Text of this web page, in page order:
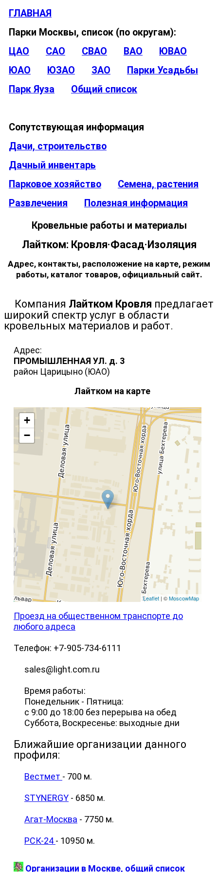
ГЛАВНАЯ
Парки Москвы, список (по округам):
ЦАО
САО СВАО ВАО
ЮВАО
ЮАО
ЮЗАО ЗАО
Парки Усадьбы
Парк Яуза
Общий список
Сопутствующая информация
Дачи, строительство
Дачный инвентарь
Парковое хозяйство
Семена, растения
Развлечения
Полезная информация
Кровельные работы и материалы
Лайтком: Кровля·Фасад·Изоляция
Адрес, контакты, расположение на карте, режим
работы, каталог товаров, официальный сайт.
Компания Лайтком Кровля предлагает
широкий спектр услуг в области
кровельных материалов и работ.
Адрес:
ПРОМЫШЛЕННАЯ УЛ. д. 3
район Царицыно (ЮАО)
Лайтком на карте
+
−
Leaflet | ©MoscowMap
Проезд на общественном транспорте до
любого адреса
Телефон: +7-905-734-6111
sales@light.com.ru
Время работы:
Понедельник - Пятница:
с 9:00 до 18:00 без перерыва на обед
Суббота, Воскресенье: выходные дни
Ближайшие организации данного
профиля:
Вестмет - 700 м.
STYNERGY - 6850 м.
Агат-Москва - 7750 м.
РСК-24 - 10950 м.
Организации в Москве, общий список